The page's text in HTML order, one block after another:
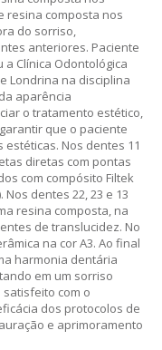
resina composta nos
do sorriso,
anteriores. Paciente
a Clínica Odontológica
Londrina na disciplina
aparência
o tratamento estético,
que o paciente
Nos dentes 11
diretas com pontas
com compósito Filtek
Nos dentes 22, 23 e 13
resina composta, na
de translucidez. No
na cor A3. Ao final
harmonia dentária
em um sorriso
com o
dos protocolos de
e aprimoramento